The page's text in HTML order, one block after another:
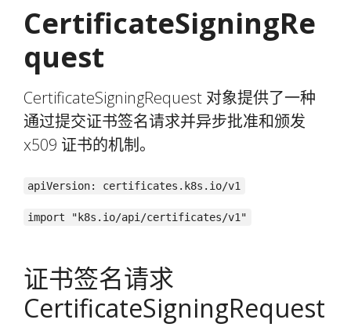
CertificateSigningRe
quest
CertificateSigningRequest 对象提供了一种
通过提交证书签名请求并异步批准和颁发
x509 证书的机制。
apiVersion: certificates.k8s.io/v1
import "k8s.io/api/certificates/v1"
证书签名请求
CertificateSigningRequest